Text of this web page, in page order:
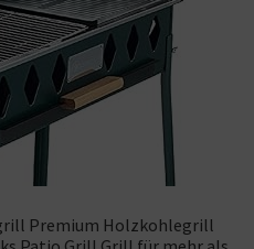
Premium Holzkohlegrill